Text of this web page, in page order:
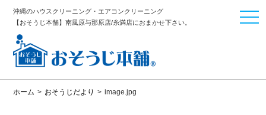
沖縄のハウスクリーニング・エアコンクリーニング
【おそうじ本舗】南風原与那原店/糸満店におまかせ下さい。
ホーム > おそうじだより > image.jpg